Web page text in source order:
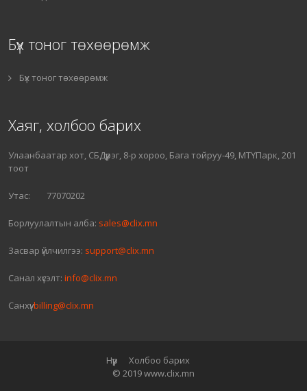
Бүх тоног төхөөрөмж
Бүх тоног төхөөрөмж
Хаяг, холбоо барих
Улаанбаатар хот, СБДүүрэг, 8-р хороо, Бага тойруу-49, МТҮПарк, 201
тоот
Утас: 77070202
Борлуулалтын алба: sales@clix.mn
Засвар үйлчилгээ: support@clix.mn
Санал хүсэлт:info@clix.mn
Санхүү:billing@clix.mn
Нүүр
Холбоо барих
© 2019 www.clix.mn